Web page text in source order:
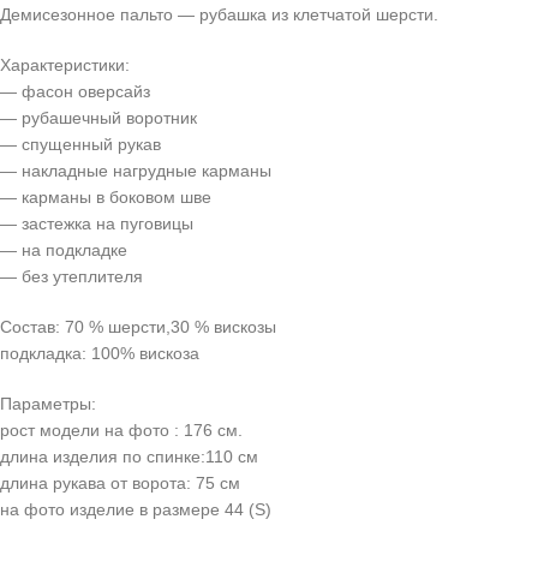
Демисезонное пальто — рубашка из клетчатой шерсти.
Характеристики:
— фасон оверсайз
— рубашечный воротник
— спущенный рукав
— накладные нагрудные карманы
— карманы в боковом шве
— застежка на пуговицы
— на подкладке
— без утеплителя
Состав: 70 % шерсти,30 % вискозы
подкладка: 100% вискоза
Параметры:
рост модели на фото : 176 см.
длина изделия по спинке:110 см
длина рукава от ворота: 75 см
на фото изделие в размере 44 (S)